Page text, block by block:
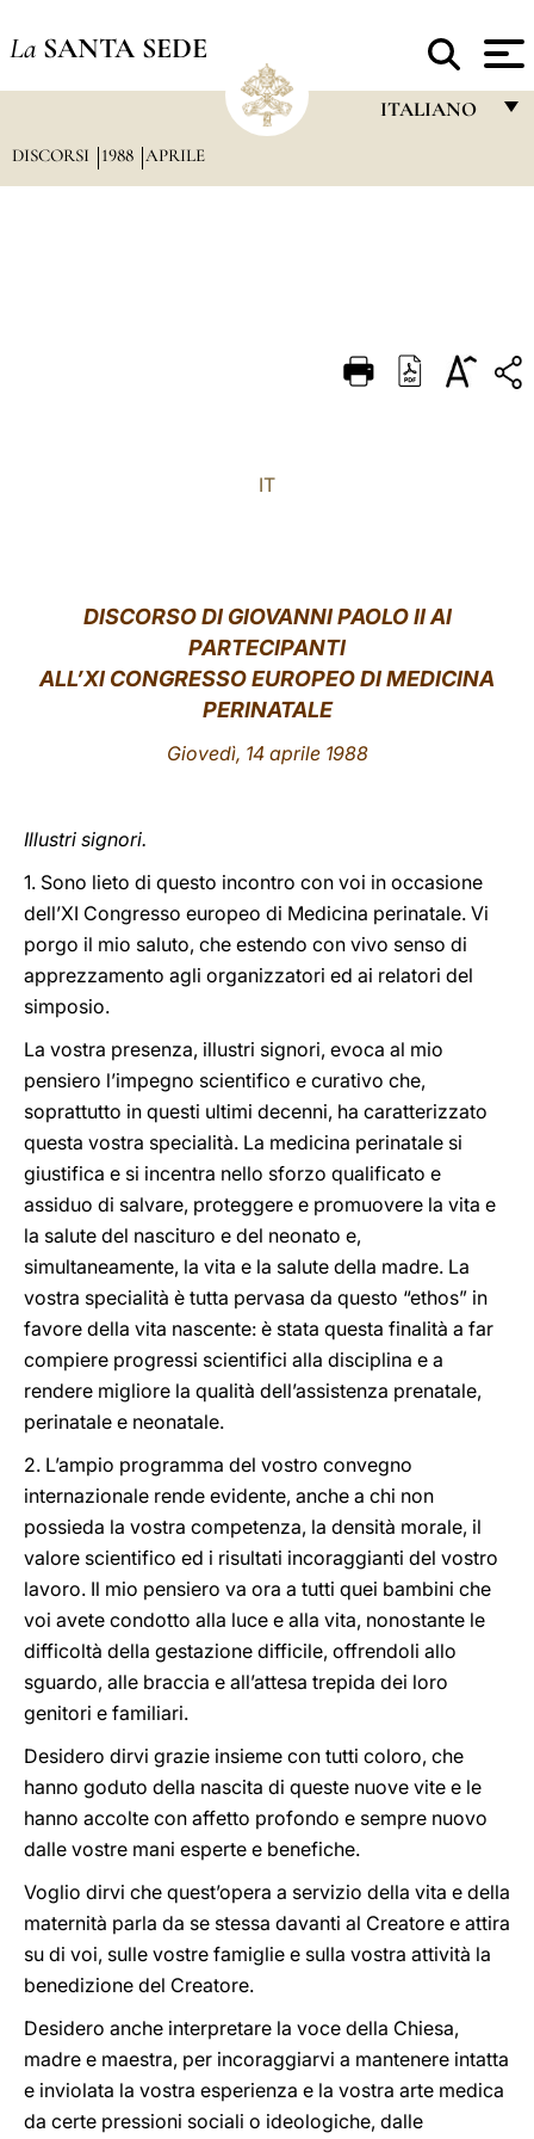
La SANTA SEDE
ITALIANO
DEUTSCH
DISCORSI 1988 APRILE
IT
DISCORSO DI GIOVANNI PAOLO II AI
PARTECIPANTI
ALL’XI CONGRESSO EUROPEO DI MEDICINA
PERINATALE
Giovedì, 14 aprile 1988
Illustri signori.
1. Sono lieto di questo incontro con voi in occasione
dell’XI Congresso europeo di Medicina perinatale. Vi
porgo il mio saluto, che estendo con vivo senso di
apprezzamento agli organizzatori ed ai relatori del
simposio.
La vostra presenza, illustri signori, evoca al mio
pensiero l’impegno scientifico e curativo che,
soprattutto in questi ultimi decenni, ha caratterizzato
questa vostra specialità. La medicina perinatale si
giustifica e si incentra nello sforzo qualificato e
assiduo di salvare, proteggere e promuovere la vita e
la salute del nascituro e del neonato e,
simultaneamente, la vita e la salute della madre. La
vostra specialità è tutta pervasa da questo “ethos” in
favore della vita nascente: è stata questa finalità a far
compiere progressi scientifici alla disciplina e a
rendere migliore la qualità dell’assistenza prenatale,
perinatale e neonatale.
2. L’ampio programma del vostro convegno
internazionale rende evidente, anche a chi non
possieda la vostra competenza, la densità morale, il
valore scientifico ed i risultati incoraggianti del vostro
lavoro. Il mio pensiero va ora a tutti quei bambini che
voi avete condotto alla luce e alla vita, nonostante le
difficoltà della gestazione difficile, offrendoli allo
sguardo, alle braccia e all’attesa trepida dei loro
genitori e familiari.
Desidero dirvi grazie insieme con tutti coloro, che
hanno goduto della nascita di queste nuove vite e le
hanno accolte con affetto profondo e sempre nuovo
dalle vostre mani esperte e benefiche.
Voglio dirvi che quest’opera a servizio della vita e della
maternità parla da se stessa davanti al Creatore e attira
su di voi, sulle vostre famiglie e sulla vostra attività la
benedizione del Creatore.
Desidero anche interpretare la voce della Chiesa,
madre e maestra, per incoraggiarvi a mantenere intatta
e inviolata la vostra esperienza e la vostra arte medica
da certe pressioni sociali o ideologiche, dalle